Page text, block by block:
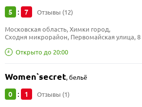
5 : 7 Отзывы (12)
Открыто до 20:00
Московская область, Химки город,
Сходня микрорайон, Первомайская улица, 8
Women`secret,бельё
0 : 1 Отзывы (1)